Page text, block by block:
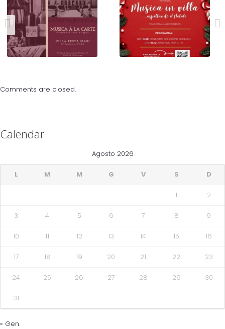
FAI “Musica à la Carte” Corpo Musicale
Giuseppe Verdi
Comments are closed.
Calendar
Agosto 2026
L M M G V S D
1 2
3 4 5 6 7 8 9
10 11 12 13 14 15 16
17 18 19 20 21 22 23
24 25 26 27 28 29 30
31
« Gen